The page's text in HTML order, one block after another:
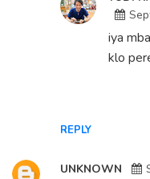
REPLY
iya
klo
UNKNOWN